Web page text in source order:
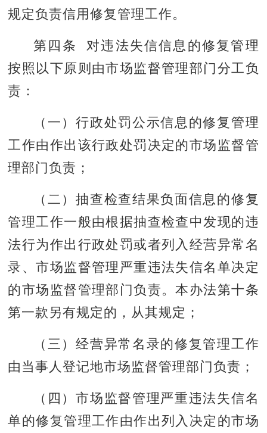
规定负责信用修复管理工作。
第四条 对违法失信信息的修复管理
按照以下原则由市场监督管理部门分工负
责：
（一）行政处罚公示信息的修复管理
工作由作出该行政处罚决定的市场监督管
理部门负责；
（二）抽查检查结果负面信息的修复
管理工作一般由根据抽查检查中发现的违
法行为作出行政处罚或者列入经营异常名
录、市场监督管理严重违法失信名单决定
的市场监督管理部门负责。本办法第十条
第一款另有规定的，从其规定；
（三）经营异常名录的修复管理工作
由当事人登记地市场监督管理部门负责；
（四）市场监督管理严重违法失信名
单的修复管理工作由作出列入决定的市场